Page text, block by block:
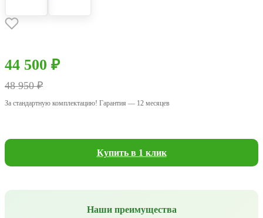
44 500 ₽
48 950 ₽
За стандартную комплектацию! Гарантия — 12 месяцев
Купить в 1 клик
Наши преимущества